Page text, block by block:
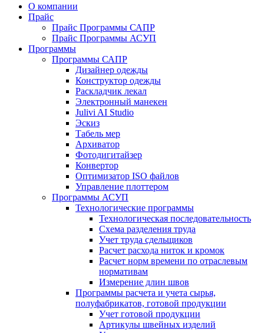
О компании
Прайс
Прайс Программы САПР
Прайс Программы АСУП
Программы
Программы САПР
Дизайнер одежды
Конструктор одежды
Раскладчик лекал
Электронный манекен
Julivi AI Studio
Эскиз
Табель мер
Архиватор
Фотодигитайзер
Конвертор
Оптимизатор ISO файлов
Управление плоттером
Программы АСУП
Технологические программы
Технологическая последовательность
Схема разделения труда
Учет труда сдельщиков
Расчет расхода ниток и кромок
Расчет норм времени по отраслевым
нормативам
Измерение длин швов
Программы расчета и учета сырья,
полуфабрикатов, готовой продукции
Учет готовой продукции
Артикулы швейных изделий